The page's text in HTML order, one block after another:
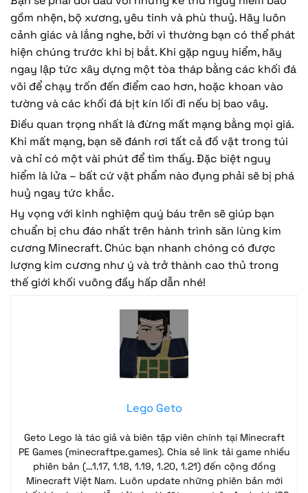
gồm nhện, bộ xương, yêu tinh và phù thuỷ. Hãy luôn
cảnh giác và lắng nghe, bởi vì thường bạn có thể phát
hiện chúng trước khi bị bắt. Khi gặp nguy hiểm, hãy
ngay lập tức xây dựng một tòa tháp bằng các khối đá
vôi để chạy trốn đến điểm cao hơn, hoặc khoan vào
tường và các khối đá bịt kín lối đi nếu bị bao vây.
Điều quan trọng nhất là đừng mất mạng bằng mọi giá.
Khi mất mạng, bạn sẽ đánh rơi tất cả đồ vật trong túi
và chỉ có một vài phút để tìm thấy. Đặc biệt nguy
hiểm là lửa – bất cứ vật phẩm nào đụng phải sẽ bị phá
huỷ ngay tức khắc.
Hy vọng với kinh nghiệm quý báu trên sẽ giúp bạn
chuẩn bị chu đáo nhất trên hành trình săn lùng kim
cương Minecraft. Chúc bạn nhanh chóng có được
lượng kim cương như ý và trở thành cao thủ trong
thế giới khối vuông đầy hấp dẫn nhé!
Lego Geto
Geto Lego là tác giả và biên tập viên chính tại Minecraft
PE Games (minecraftpe.games). Chia sẻ link tải game nhiều
phiên bản (…1.17, 1.18, 1.19, 1.20, 1.21) đến cộng đồng
Minecraft Việt Nam. Luôn update những phiên bản mới